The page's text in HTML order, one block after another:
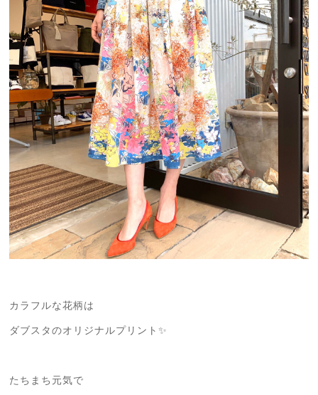
カラフルな花柄は
ダブスタのオリジナルプリント✨
たちまち元気で